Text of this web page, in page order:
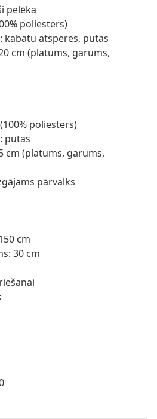
pelēka
poliesters)
kabatu atsperes, putas
cm (platums, garums,
poliesters)
putas
cm (platums, garums,
pārvalks
cm
30 cm